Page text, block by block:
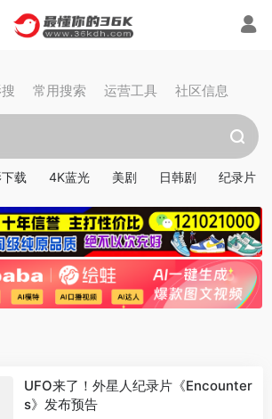
常用搜索 运营工具 社区信息
载 4K蓝光 美剧 日韩剧 纪录片
UFO来了！外星人纪录片《Encounter
s》发布预告